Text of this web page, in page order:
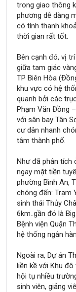
trong giao thông
phương dễ dàng
có tính thanh
thời gian rất tốt.
Bên cạnh đó, vị
giữa tam giác
TP Biên Hòa
khu vực có hệ
quanh bởi các
Phạm Văn Đồng
với sân bay Tân
cư dân nhanh
tâm thành phố.
Như đã phân tích
ngay mặt tiền
phường Bình An,
chóng đến: Trạm
sinh thái Thủy
6km..gần đó là
Bệnh viện Quận
hệ thống ngân
Ngoài ra, Dự án
liền kề với Khu
hội tụ nhiều
sinh viên, giảng